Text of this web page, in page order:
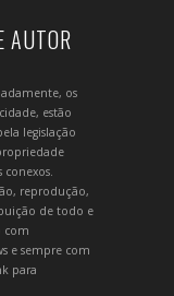
AUTOR
os
estão
legislação
reprodução,
de todo e
com
e sempre com
para